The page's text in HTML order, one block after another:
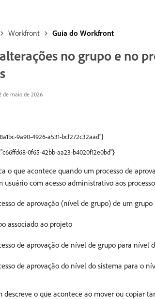
Workfront Guia do Workfront
no grupo e no
de maio de 2026
9a90-4926-a531-bcf272c32aad"}
0f65-42bb-aa23-b4020f12e0bd"}
o que acontece quando um processo de
usuário com acesso administrativo aos
de aprovação (nível de grupo) de um
associado ao projeto
de aprovação de nível de grupo para nível
de aprovação do nível do sistema para o
o que acontece ao mover ou copiar